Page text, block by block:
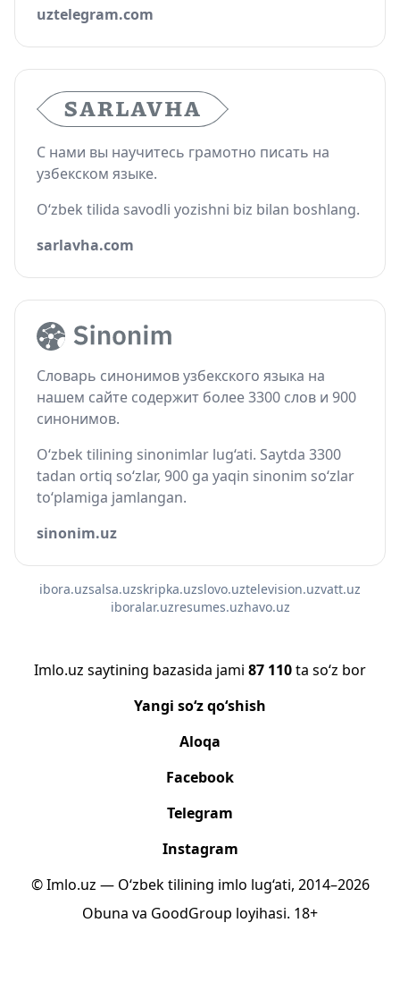
uztelegram.com
С нами вы научитесь грамотно писать на
узбекском языке.
O‘zbek tilida savodli yozishni biz bilan boshlang.
sarlavha.com
Словарь синонимов узбекского языка на
нашем сайте содержит более 3300 слов и 900
синонимов.
O‘zbek tilining sinonimlar lug‘ati. Saytda 3300
tadan ortiq so‘zlar, 900 ga yaqin sinonim so‘zlar
to‘plamiga jamlangan.
sinonim.uz
ibora.uzsalsa.uzskripka.uzslovo.uztelevision.uzvatt.uz
iboralar.uzresumes.uzhavo.uz
Imlo.uz saytining bazasida jami 87 110ta so‘z bor
Yangi so‘z qo‘shish
Aloqa
Facebook
Telegram
Instagram
© Imlo.uz — O‘zbek tilining imlo lug‘ati, 2014–2026
Obuna va GoodGroup loyihasi. 18+